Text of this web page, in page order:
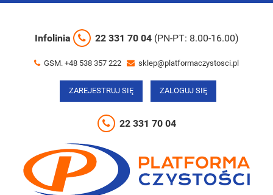
Infolinia 22 331 70 04 (PN-PT: 8.00-16.00)
GSM. +48 538 357 222 sklep@platformaczystosci.pl
ZAREJESTRUJ SIĘ ZALOGUJ SIĘ
22 331 70 04